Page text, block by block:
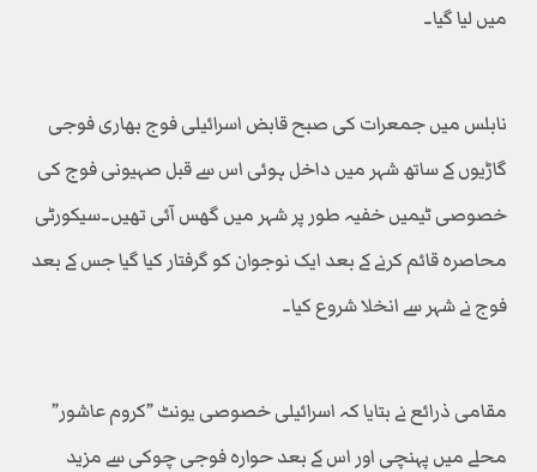
میں لیا گیا۔
نابلس میں جمعرات کی صبح قابض اسرائیلی فوج بھاری فوجی
گاڑیوں کے ساتھ شہر میں داخل ہوئی اس سے قبل صہیونی فوج کی
خصوصی ٹیمیں خفیہ طور پر شہر میں گھس آئی تھیں۔سیکورٹی
محاصرہ قائم کرنے کے بعد ایک نوجوان کو گرفتار کیا گیا جس کے بعد
فوج نے شہر سے انخلا شروع کیا۔
مقامی ذرائع نے بتایا کہ اسرائیلی خصوصی یونٹ ”کروم عاشور”
محلے میں پہنچی اور اس کے بعد حوارہ فوجی چوکی سے مزید